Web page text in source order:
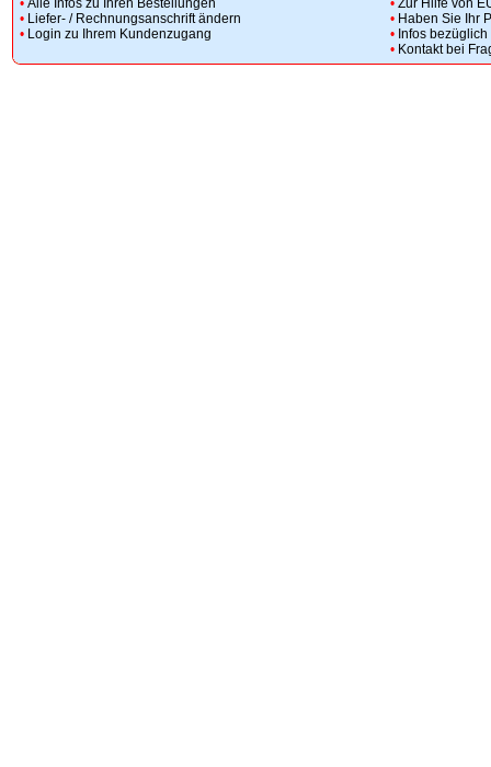
• Alle Infos zu Ihren Bestellungen
• Liefer- / Rechnungsanschrift ändern
• Login zu Ihrem Kundenzugang
• Zur Hilfe von
• Haben Sie Ihr
• Infos
• Kontakt bei